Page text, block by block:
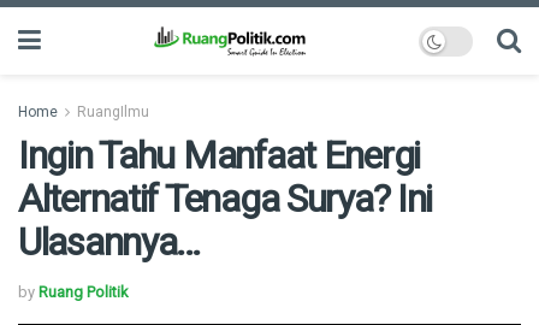
Home RuangIlmu
Ingin Tahu Manfaat Energi
Alternatif Tenaga Surya? Ini
Ulasannya…
by Ruang Politik